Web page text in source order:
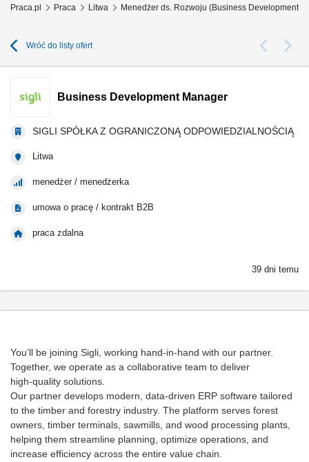
Praca.pl Praca Litwa Menedżer ds. Rozwoju (Business Development
Wróć do listy ofert
Business Development Manager
SIGLI SPÓŁKA Z OGRANICZONĄ ODPOWIEDZIALNOŚCIĄ
Litwa
menedżer / menedżerka
umowa o pracę / kontrakt B2B
praca zdalna
39 dni temu
You’ll be joining Sigli, working hand‑in‑hand with our partner.
Together, we operate as a collaborative team to deliver
high‑quality solutions.
Our partner develops modern, data‑driven ERP software tailored
to the timber and forestry industry. The platform serves forest
owners, timber terminals, sawmills, and wood processing plants,
helping them streamline planning, optimize operations, and
increase efficiency across the entire value chain.